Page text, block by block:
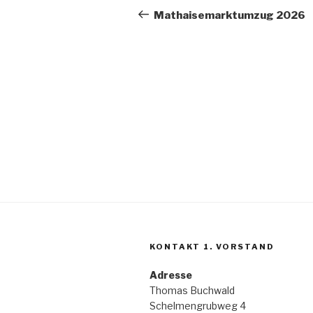
Beitrag
Mathaisemarktumzug 2026
KONTAKT 1. VORSTAND
Adresse
Thomas Buchwald
Schelmengrubweg 4